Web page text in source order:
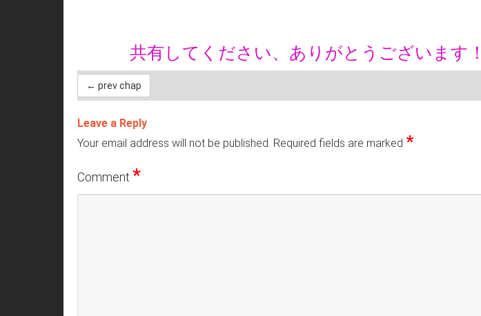
共有してください、ありがとうございます！
← prev chap
Leave a Reply
Your email address will not be published. Required fields are marked *
Comment *